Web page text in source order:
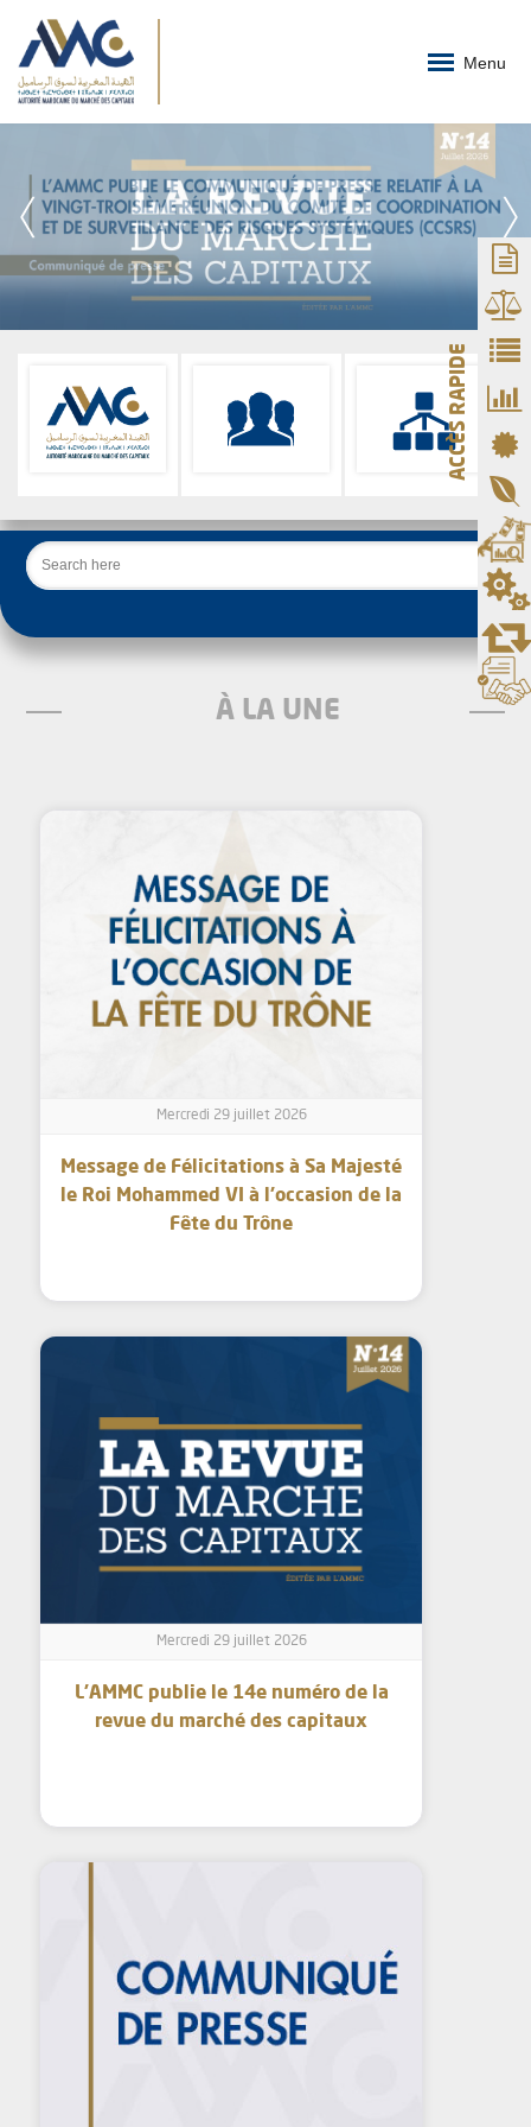
Menu
Rechercher
À LA UNE
Mercredi 29 juillet 2026
Message de Félicitations à Sa Majesté
le Roi Mohammed VI à l’occasion de la
Fête du Trône
Mercredi 29 juillet 2026
L’AMMC publie le 14e numéro de la
revue du marché des capitaux
ACCÈS RAPIDE